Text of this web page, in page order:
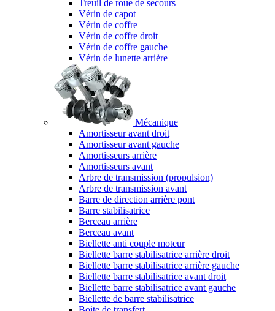
Treuil de roue de secours
Vérin de capot
Vérin de coffre
Vérin de coffre droit
Vérin de coffre gauche
Vérin de lunette arrière
Mécanique
Amortisseur avant droit
Amortisseur avant gauche
Amortisseurs arrière
Amortisseurs avant
Arbre de transmission (propulsion)
Arbre de transmission avant
Barre de direction arrière pont
Barre stabilisatrice
Berceau arrière
Berceau avant
Biellette anti couple moteur
Biellette barre stabilisatrice arrière droit
Biellette barre stabilisatrice arrière gauche
Biellette barre stabilisatrice avant droit
Biellette barre stabilisatrice avant gauche
Biellette de barre stabilisatrice